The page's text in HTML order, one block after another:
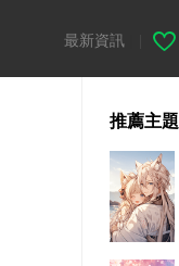
最新資訊
推薦主題